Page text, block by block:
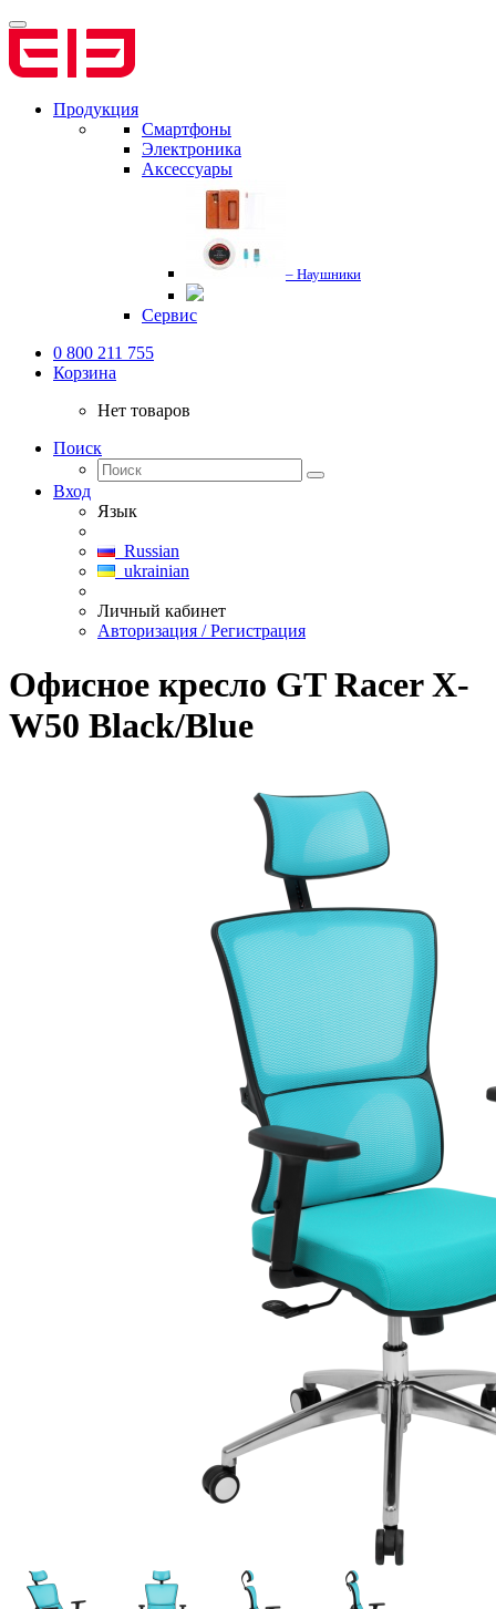
Продукция
Смартфоны
Электроника
Аксессуары
– Наушники
Сервис
0 800 211 755
Корзина
Нет товаров
Поиск
Вход
Язык
Russian
ukrainian
Личный кабинет
Авторизация / Регистрация
Офисное кресло GT Racer X-
W50 Black/Blue